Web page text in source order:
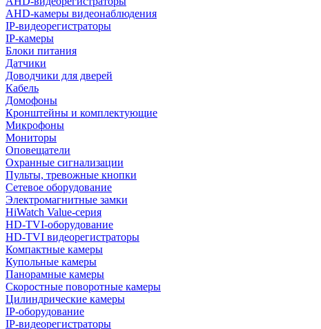
AHD-камеры видеонаблюдения
IP-видеорегистраторы
IP-камеры
Блоки питания
Датчики
Доводчики для дверей
Кабель
Домофоны
Кронштейны и комплектующие
Микрофоны
Мониторы
Оповещатели
Охранные сигнализации
Пульты, тревожные кнопки
Сетевое оборудование
Электромагнитные замки
HiWatch Value-серия
HD-TVI-оборудование
HD-TVI видеорегистраторы
Компактные камеры
Купольные камеры
Панорамные камеры
Скоростные поворотные камеры
Цилиндрические камеры
IP-оборудование
IP-видеорегистраторы